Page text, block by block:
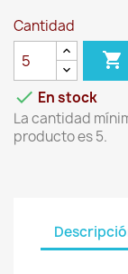
Cantidad

 En stock
La cantidad
producto es 5.